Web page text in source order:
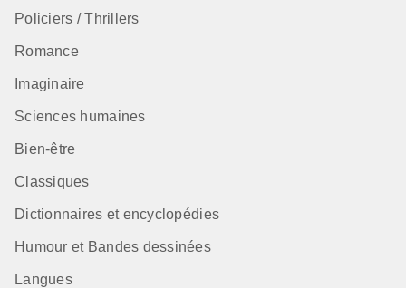
Policiers / Thrillers
Romance
Imaginaire
Sciences humaines
Bien-être
Classiques
Dictionnaires et encyclopédies
Humour et Bandes dessinées
Langues